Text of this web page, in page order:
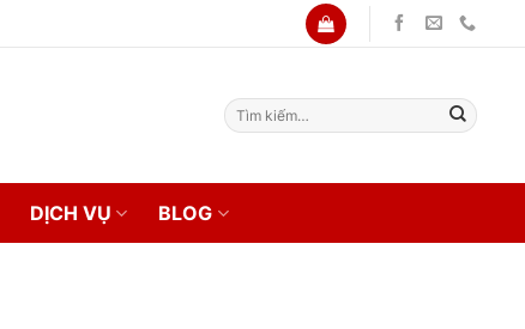
Tìm
kiếm:
DỊCH VỤ BLOG